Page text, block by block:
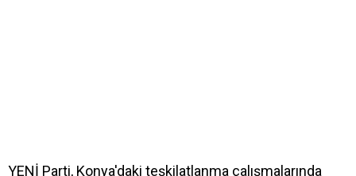
YENİ Parti, Konya'daki teşkilatlanma çalışmalarında